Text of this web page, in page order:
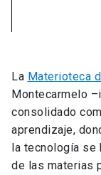
La Materioteca
Montecarmelo
consolidado
aprendizaje,
la tecnología se
de las materias